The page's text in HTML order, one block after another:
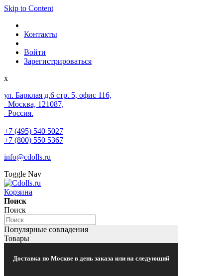
Skip to Content
Контакты
Войти
Зарегистрироваться
x
ул. Барклая д.6 стр. 5, офис 116,
Москва, 121087,
Россия.
+7 (495) 540 5027
+7 (800) 550 5367
info@cdolls.ru
Toggle Nav
Корзина
Поиск
Поиск
Популярные совпадения
Товары
Доставка по Москве в день заказа или на следующий